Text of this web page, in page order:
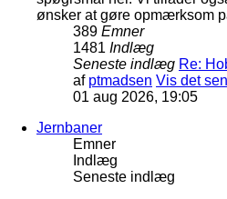
ønsker at gøre opmærksom
389 Emner
1481 Indlæg
Seneste indlæg Re:
af ptmadsen Vis det
01 aug 2026, 19:05
Jernbaner
Emner
Indlæg
Seneste indlæg